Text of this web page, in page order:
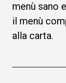
menù sano
il menù
alla carta.